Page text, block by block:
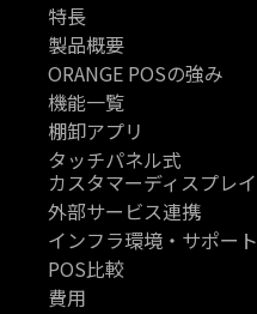
特長
製品概要
ORANGE POSの強み
機能一覧
棚卸アプリ
タッチパネル式
カスタマーディスプレイ
外部サービス連携
インフラ環境・サポート
POS比較
費用